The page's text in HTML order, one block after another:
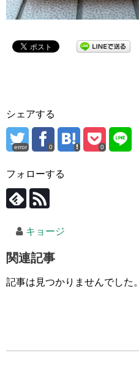
シェアする
error 0 0
フォローする
キョージ
関連記事
記事は見つかりませんでした。